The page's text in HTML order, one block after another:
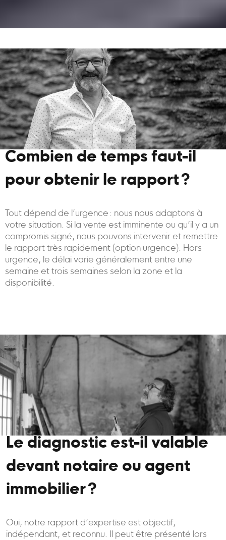
Combien de temps faut-il
pour obtenir le rapport ?
Tout dépend de l’urgence : nous nous adaptons à
votre situation. Si la vente est imminente ou qu’il y a un
compromis signé, nous pouvons intervenir et remettre
le rapport très rapidement (option urgence). Hors
urgence, le délai varie généralement entre une
semaine et trois semaines selon la zone et la
disponibilité.
Le diagnostic est-il valable
devant notaire ou agent
immobilier ?
Oui, notre rapport d’expertise est objectif,
indépendant, et reconnu. Il peut être présenté lors